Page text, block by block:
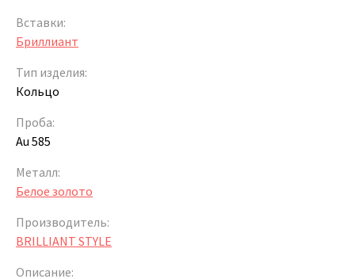
Вставки:
Бриллиант
Тип изделия:
Кольцо
Проба:
Au 585
Металл:
Белое золото
Производитель:
BRILLIANT STYLE
Описание: